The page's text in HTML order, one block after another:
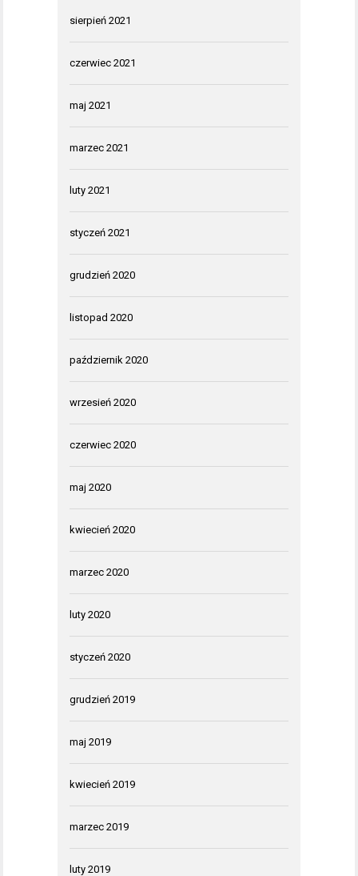
sierpień 2021
czerwiec 2021
maj 2021
marzec 2021
luty 2021
styczeń 2021
grudzień 2020
listopad 2020
październik 2020
wrzesień 2020
czerwiec 2020
maj 2020
kwiecień 2020
marzec 2020
luty 2020
styczeń 2020
grudzień 2019
maj 2019
kwiecień 2019
marzec 2019
luty 2019